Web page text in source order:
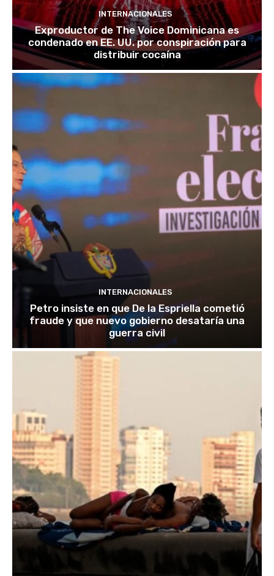
INTERNACIONALES
Exproductor de The Voice Dominicana es
condenado en EE. UU. por conspiración para
distribuir cocaína
INTERNACIONALES
Petro insiste en que De la Espriella cometió
fraude y que nuevo gobierno desataría una
guerra civil